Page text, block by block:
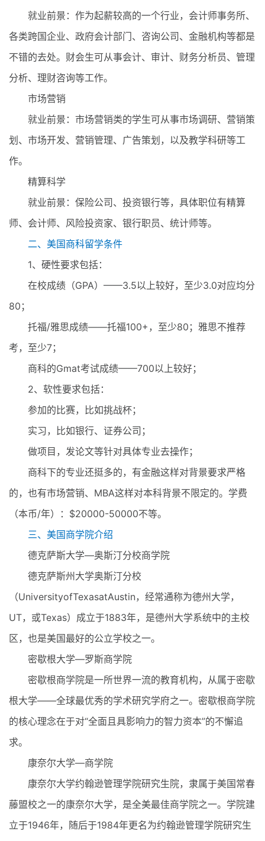
就业前景：作为起薪较高的一个行业，会计师事务所、
各类跨国企业、政府会计部门、咨询公司、金融机构等都是
不错的去处。财会生可从事会计、审计、财务分析员、管理
分析、理财咨询等工作。
市场营销
就业前景：市场营销类的学生可从事市场调研、营销策
划、市场开发、营销管理、广告策划，以及教学科研等工
作。
精算科学
就业前景：保险公司、投资银行等，具体职位有精算
师、会计师、风险投资家、银行职员、统计师等。
二、美国商科留学条件
1、硬性要求包括：
在校成绩（GPA）——3.5以上较好，至少3.0对应均分
80；
托福/雅思成绩——托福100+，至少80；雅思不推荐
考，至少7；
商科的Gmat考试成绩——700以上较好；
2、软性要求包括：
参加的比赛，比如挑战杯；
实习，比如银行、证券公司；
做项目，发论文等针对具体专业去操作；
商科下的专业还挺多的，有金融这样对背景要求严格
的，也有市场营销、MBA这样对本科背景不限定的。学费
（本币/年）：$20000-50000不等。
三、美国商学院介绍
德克萨斯大学—奥斯汀分校商学院
德克萨斯州大学奥斯汀分校
（UniversityofTexasatAustin，经常通称为德州大学，
UT，或Texas）成立于1883年，是德州大学系统中的主校
区，也是美国最好的公立学校之一。
密歇根大学—罗斯商学院
密歇根商学院是一所世界一流的教育机构，从属于密歇
根大学——全球最优秀的学术研究学府之一。密歇根商学院
的核心理念在于对“全面且具影响力的智力资本”的不懈追
求。
康奈尔大学—商学院
康奈尔大学约翰逊管理学院研究生院，隶属于美国常春
藤盟校之一的康奈尔大学，是全美最佳商学院之一。学院建
立于1946年，随后于1984年更名为约翰逊管理学院研究生